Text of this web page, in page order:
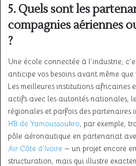
5. Quels sont les
compagnies aériennes
?
Une école connectée à l’industrie,
anticipe vos besoins avant même que
Les meilleures institutions africaines
actifs avec les autorités nationales,
régionales et parfois des partenaires
HB de Yamoussoukro, par exemple,
pôle aéronautique en partenariat
Air Côte d’Ivoire — un projet encore
structuration, mais qui illustre